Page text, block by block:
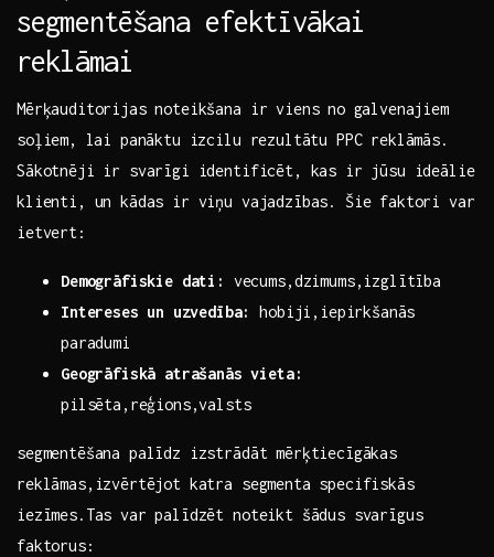
segmentēšana efektīvākai
reklāmai
Mērķauditorijas ​noteikšana ir viens⁣ no‌ galvenajiem
soļiem,⁣ lai panāktu izcilu rezultātu PPC reklāmās.
Sākotnēji ir svarīgi identificēt, kas ​ir ‌jūsu ideālie
klienti, un kādas ir viņu vajadzības. Šie faktori var
ietvert:
Demogrāfiskie dati:
vecums,dzimums,izglītība
Intereses un ⁤uzvedība:
hobiji,iepirkšanās
paradumi
Geogrāfiskā atrašanās vieta:
pilsēta,reģions,valsts
segmentēšana palīdz izstrādāt mērķtiecīgākas
reklāmas,izvērtējot katra ​segmenta specifiskās
iezīmes.Tas var palīdzēt noteikt šādus svarīgus
faktorus: